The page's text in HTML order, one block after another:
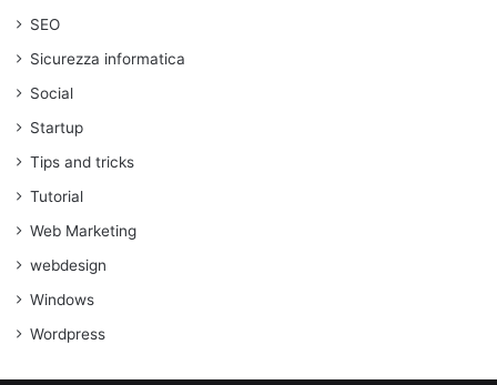
SEO
Sicurezza informatica
Social
Startup
Tips and tricks
Tutorial
Web Marketing
webdesign
Windows
Wordpress